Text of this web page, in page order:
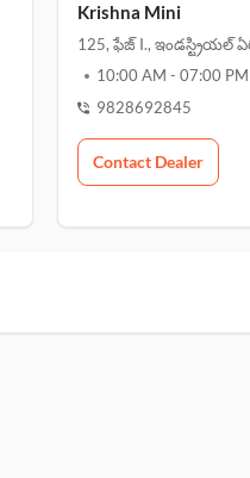
Krishna Mini
125, ఫేజ్ I.,
10:00 AM - 07:00 PM
9828692845
Contact Dealer